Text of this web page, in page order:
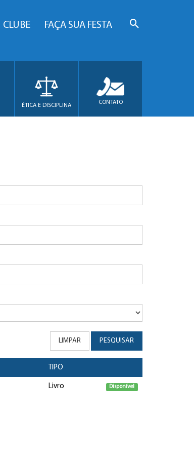
CLUBE FAÇA SUA FESTA
ÉTICA E DISCIPLINA CONTATO
LIMPAR PESQUISAR
TIPO
Livro Disponível